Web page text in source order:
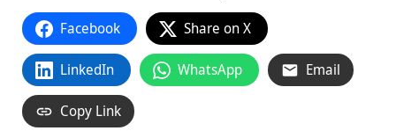
Facebook Share on X
LinkedIn WhatsApp Email
Copy Link